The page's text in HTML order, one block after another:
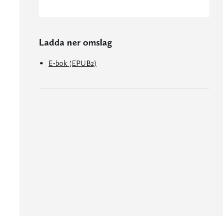
Ladda ner omslag
E-bok (EPUB2)